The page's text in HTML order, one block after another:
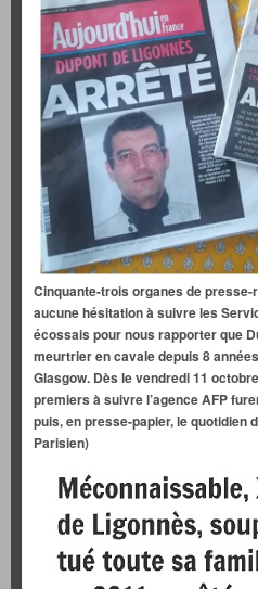
Cinquante-trois organes de presse-
aucune hésitation à suivre les
écossais pour nous rapporter que
meurtrier en cavale depuis 8
Glasgow. Dès le vendredi 11
premiers à suivre l’agence AFP
puis, en presse-papier, le quotidien
Parisien)